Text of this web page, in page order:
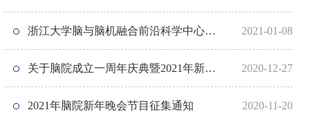
浙江大学脑与脑机融合前沿科学中心
标识（Logo）设计方案征集启事
2021-01-08
关于脑院成立一周年庆典暨2021年新年
晚会现场疫情防控要求的通知
2020-12-27
2021年脑院新年晚会节目征集通知 2020-11-20